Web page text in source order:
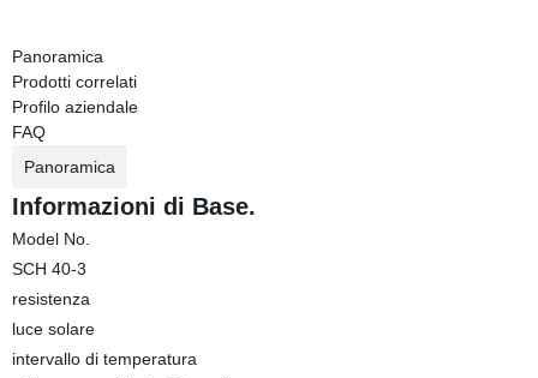
Panoramica
Prodotti correlati
Profilo aziendale
FAQ
Panoramica
Informazioni di Base.
Model No.
SCH 40-3
resistenza
luce solare
intervallo di temperatura